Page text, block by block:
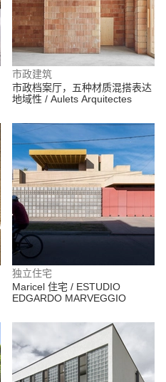
市政建筑
市政档案厅，五种材质混搭表达
地域性 / Aulets Arquitectes
独立住宅
Maricel 住宅 / ESTUDIO
EDGARDO MARVEGGIO